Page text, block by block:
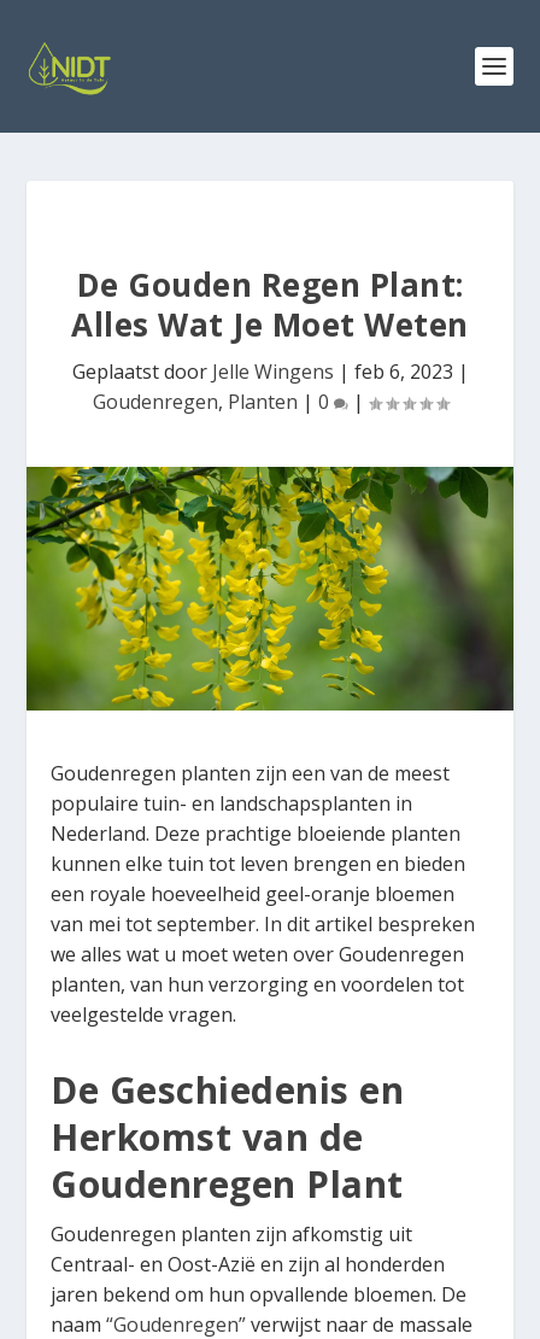
De Gouden Regen Plant:
Alles Wat Je Moet Weten
Geplaatst door Jelle Wingens | feb 6, 2023 |
Goudenregen, Planten | 0 |
Goudenregen planten zijn een van de meest
populaire tuin- en landschapsplanten in
Nederland. Deze prachtige bloeiende planten
kunnen elke tuin tot leven brengen en bieden
een royale hoeveelheid geel-oranje bloemen
van mei tot september. In dit artikel bespreken
we alles wat u moet weten over Goudenregen
planten, van hun verzorging en voordelen tot
veelgestelde vragen.
De Geschiedenis en
Herkomst van de
Goudenregen Plant
Goudenregen planten zijn afkomstig uit
Centraal- en Oost-Azië en zijn al honderden
jaren bekend om hun opvallende bloemen. De
naam“Goudenregen”verwijst naar de massale